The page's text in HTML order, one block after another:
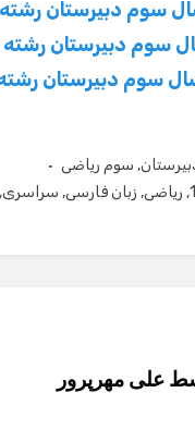
, سوم ریاضی
, ریاضی, زبان فارسی, سراسری,
علی مهرپرور